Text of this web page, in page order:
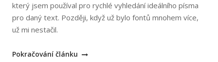
který jsem používal pro rychlé vyhledání ideálního písma
pro daný text. Později, když už bylo fontů mnohem více,
už mi nestačil.
„NexusFont
Pokračování článku